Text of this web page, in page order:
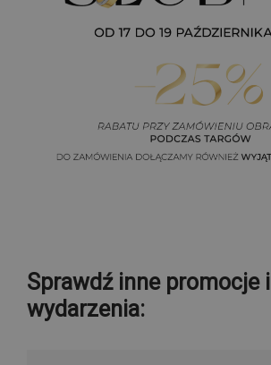
Sprawdź inne promocje i
wydarzenia: